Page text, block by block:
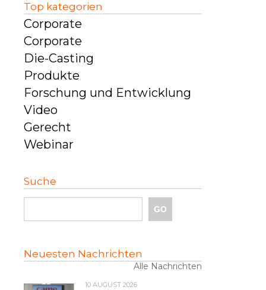
Top kategorien
Corporate
Corporate
Die-Casting
Produkte
Forschung und Entwicklung
Video
Gerecht
Webinar
Suche
Neuesten Nachrichten
Alle Nachrichten
10 AUGUST 2026